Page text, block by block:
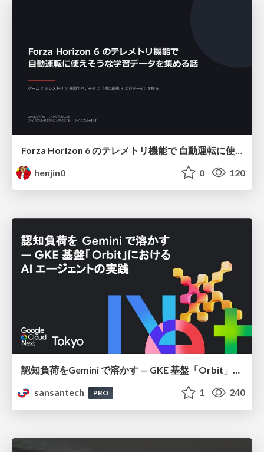
henjin0
0 120
認知負荷をGemini で溶かす — GKE 基盤「Orbit」における AI エージェントの実践
sansantech
PRO 1 240